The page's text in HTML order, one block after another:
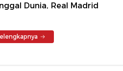
Dunia, Real Madrid